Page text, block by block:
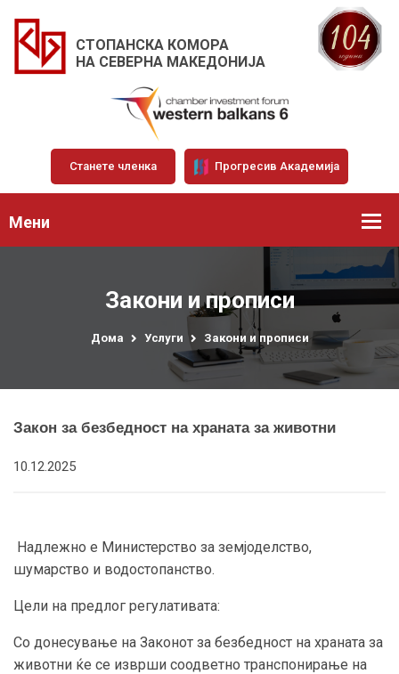
СТОПАНСКА КОМОРА
НА СЕВЕРНА МАКЕДОНИЈА
Станете членка Прогресив Академија
Мени
Закони и прописи
Дома Услуги Закони и прописи
Закон за безбедност на храната за животни
10.12.2025
Надлежно е Министерство за земјоделство,
шумарство и водостопанство.
Цели на предлог регулативата:
Со донесување на Законот за безбедност на храната за
животни ќе се изврши соодветно транспонирање на